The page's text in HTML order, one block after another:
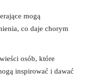
mogą⁢
co daje chorym
osób, ‍które
inspirować i dawać​